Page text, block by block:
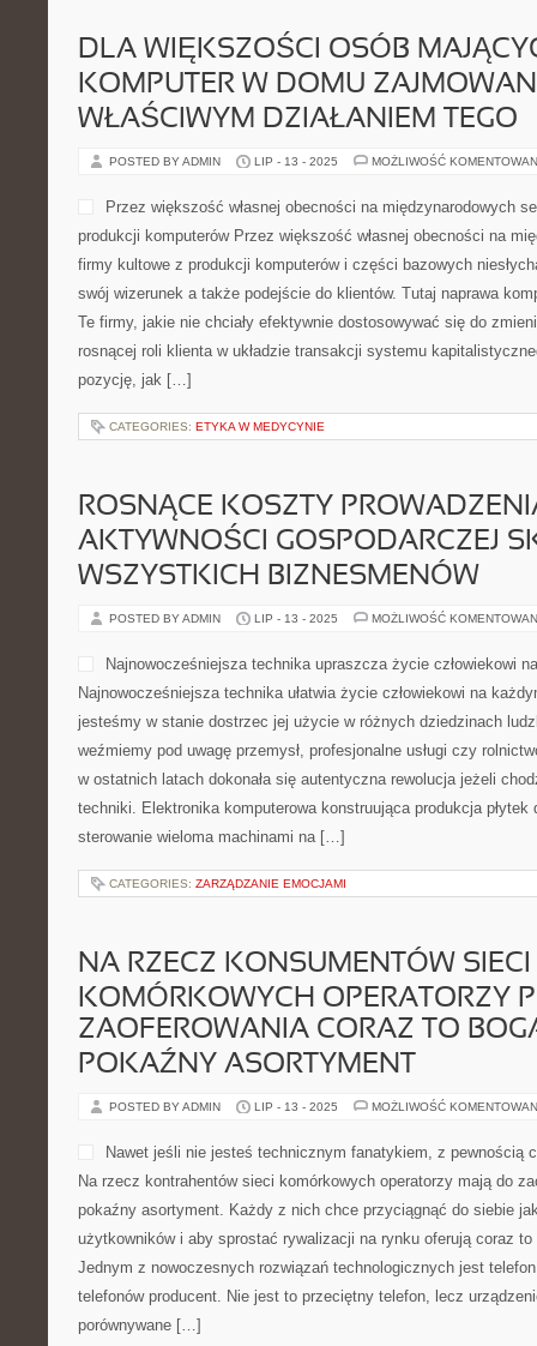
DLA WIĘKSZOŚCI OSÓB
KOMPUTER W DOMU
WŁAŚCIWYM DZIAŁANIEM TEGO
POSTED BY ADMIN LIP - 13 - 2025 MOŻLIWOŚĆ
Przez większość własnej obecności na międzynarodowych
produkcji komputerów Przez większość własnej obecności na
firmy kultowe z produkcji komputerów i części bazowych
swój wizerunek a także podejście do klientów. Tutaj naprawa
Te firmy, jakie nie chciały efektywnie dostosowywać się do
rosnącej roli klienta w układzie transakcji systemu
pozycję, jak […]
CATEGORIES: ETYKA W MEDYCYNIE
ROSNĄCE KOSZTY
AKTYWNOŚCI GOSPODARCZEJ
WSZYSTKICH BIZNESMENÓW
POSTED BY ADMIN LIP - 13 - 2025 MOŻLIWOŚĆ
Najnowocześniejsza technika upraszcza życie człowiekowi
Najnowocześniejsza technika ułatwia życie człowiekowi na
jesteśmy w stanie dostrzec jej użycie w różnych dziedzinach
weźmiemy pod uwagę przemysł, profesjonalne usługi czy
w ostatnich latach dokonała się autentyczna rewolucja jeżeli
techniki. Elektronika komputerowa konstruująca produkcja płytek
sterowanie wieloma machinami na […]
CATEGORIES: ZARZĄDZANIE EMOCJAMI
NA RZECZ KONSUMENTÓW SIECI
KOMÓRKOWYCH OPERATORZY
ZAOFEROWANIA CORAZ TO
POKAŹNY ASORTYMENT
POSTED BY ADMIN LIP - 13 - 2025 MOŻLIWOŚĆ
Nawet jeśli nie jesteś technicznym fanatykiem, z pewnością
Na rzecz kontrahentów sieci komórkowych operatorzy mają do
pokaźny asortyment. Każdy z nich chce przyciągnąć do siebie
użytkowników i aby sprostać rywalizacji na rynku oferują coraz
Jednym z nowoczesnych rozwiązań technologicznych jest
telefonów producent. Nie jest to przeciętny telefon, lecz
porównywane […]